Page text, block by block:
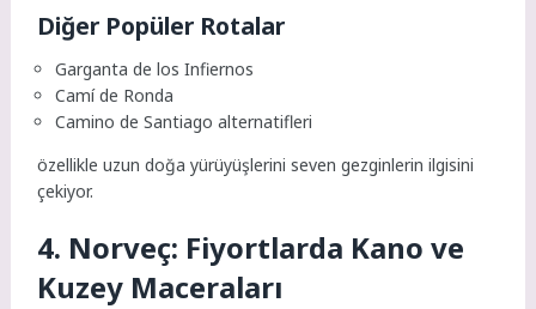
Diğer Popüler Rotalar
Garganta de los Infiernos
Camí de Ronda
Camino de Santiago alternatifleri
özellikle uzun doğa yürüyüşlerini seven gezginlerin ilgisini
çekiyor.
4. Norveç: Fiyortlarda Kano ve
Kuzey Maceraları